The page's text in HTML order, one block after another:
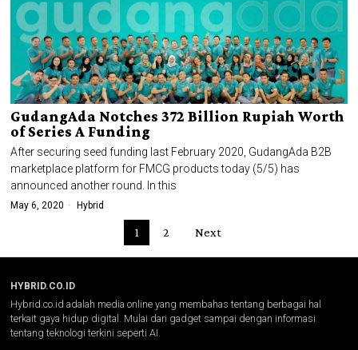
GudangAda Notches 372 Billion Rupiah Worth
of Series A Funding
After securing seed funding last February 2020, GudangAda B2B
marketplace platform for FMCG products today (5/5) has
announced another round. In this
May 6, 2020 Hybrid
1 2 Next
HYBRID.CO.ID
Hybrid.co.id adalah media online yang membahas tentang berbagai hal
terkait gaya hidup digital. Mulai dari gadget sampai dengan informasi
tentang teknologi terkini seperti AI.